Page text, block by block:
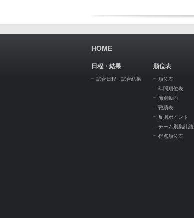
HOME
日程・結果
試合日程・試合結果
順位表
順位表
年間順位表
節別動向
戦績表
反則ポイント
チーム別集計
得点順位表